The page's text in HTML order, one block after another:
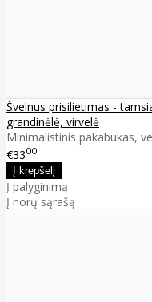
Švelnus prisilietimas -
grandinėlė, virvelė
Minimalistinis pakabukas,
€3300
Į palyginimą
Į norų sąrašą